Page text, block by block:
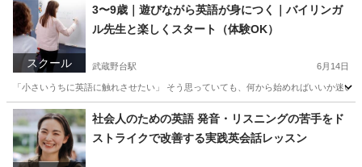
スクール
3〜9歳｜遊びながら英語が身につく｜バイリンガ
ル先生と楽しくスタート（体験OK）
武蔵野台駅 6月14日
「小さいうちに英語に触れさせたい」 そう思っていても、何から始めればいいか迷
東京 港区 武蔵野台駅 英語/基礎英語 バイリンガル
社会人のための英語 発音・リスニングの苦手をド
ストライクで改善する実践英会話レッスン